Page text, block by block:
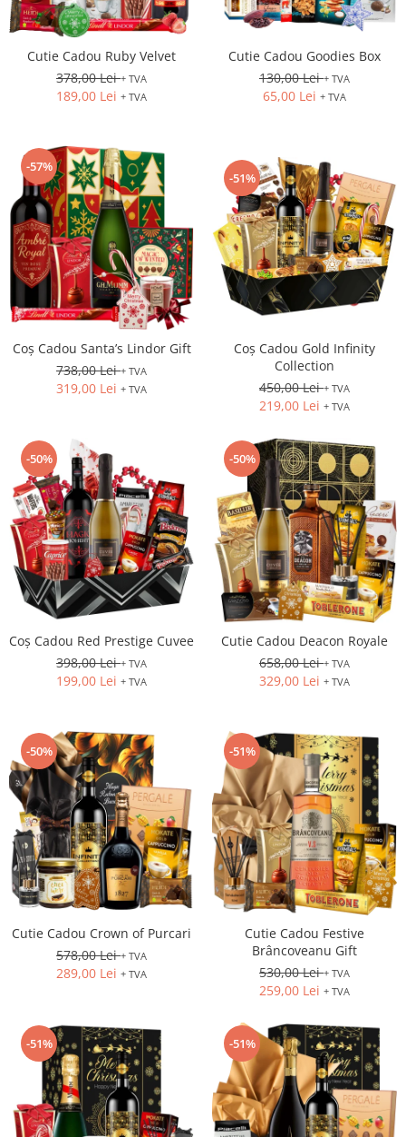
Cutie Cadou Ruby Velvet
378,00 Lei+ TVA
189,00 Lei + TVA
Cutie Cadou Goodies Box
130,00 Lei+ TVA
65,00 Lei + TVA
-57%
Coș Cadou Santa’s Lindor Gift
738,00 Lei+ TVA
319,00 Lei + TVA
-51%
Coș Cadou Gold Infinity
Collection
450,00 Lei+ TVA
219,00 Lei + TVA
-50%
Coș Cadou Red Prestige Cuvee
398,00 Lei+ TVA
199,00 Lei + TVA
-50%
Cutie Cadou Deacon Royale
658,00 Lei+ TVA
329,00 Lei + TVA
-50%
Cutie Cadou Crown of Purcari
578,00 Lei+ TVA
289,00 Lei + TVA
-51%
Cutie Cadou Festive
Brâncoveanu Gift
530,00 Lei+ TVA
259,00 Lei + TVA
-51% -51%